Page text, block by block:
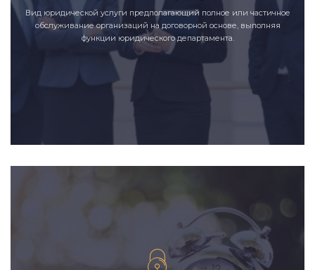
Вид юридической услуги предполагающий полное или частичное
обслуживание организаций на договорной основе, выполняя
функции юридического департамента.